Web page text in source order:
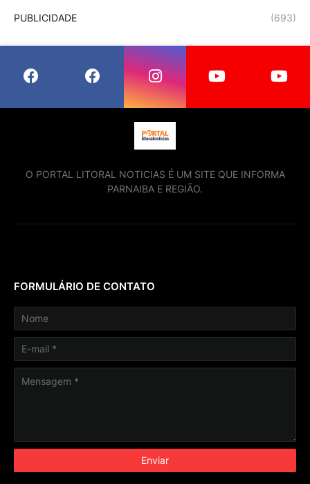
PUBLICIDADE (693)
O PORTAL LITORAL NOTICIAS É UM SITE QUE INFORMA
PARNAIBA E REGIÃO.
FORMULÁRIO DE CONTATO